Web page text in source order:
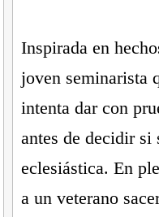
Inspirada en
joven seminarista
intenta dar con
antes de decidir si
eclesiástica. En
a un veterano